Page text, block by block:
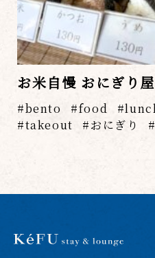
お米自慢 おにぎり
bento food
takeout
おにぎり